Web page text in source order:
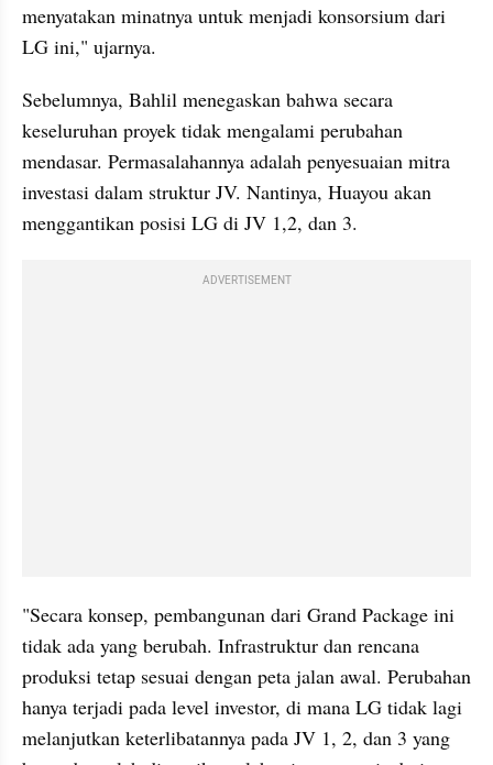
menyatakan minatnya untuk menjadi konsorsium dari
LG ini," ujarnya.
Sebelumnya, Bahlil menegaskan bahwa secara
keseluruhan proyek tidak mengalami perubahan
mendasar. Permasalahannya adalah penyesuaian mitra
investasi dalam struktur JV. Nantinya, Huayou akan
menggantikan posisi LG di JV 1,2, dan 3.
ADVERTISEMENT
"Secara konsep, pembangunan dari Grand Package ini
tidak ada yang berubah. Infrastruktur dan rencana
produksi tetap sesuai dengan peta jalan awal. Perubahan
hanya terjadi pada level investor, di mana LG tidak lagi
melanjutkan keterlibatannya pada JV 1, 2, dan 3 yang